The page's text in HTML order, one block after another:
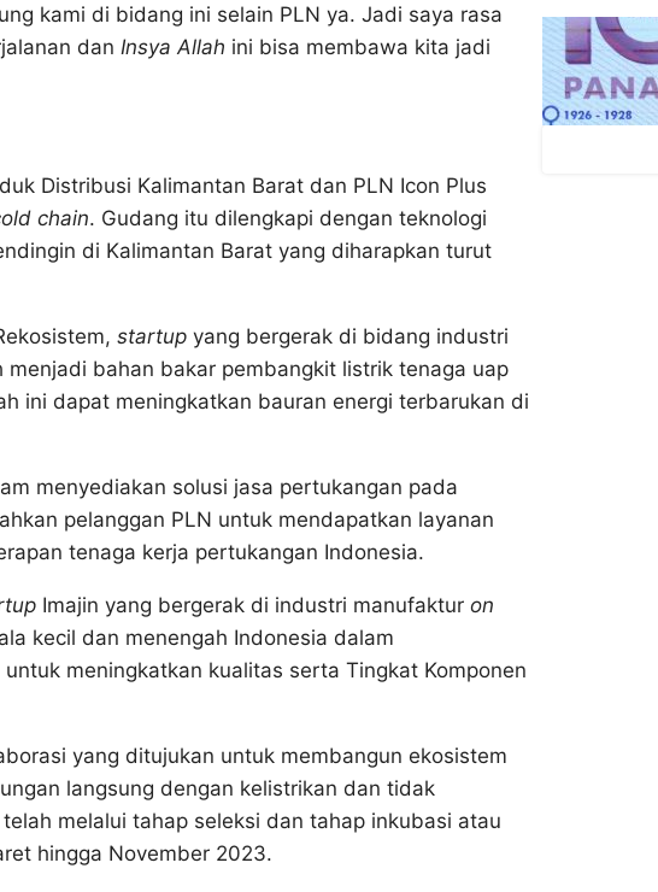
kami di bidang ini selain PLN ya. Jadi saya rasa
dan Insya Allah ini bisa membawa kita jadi
Distribusi Kalimantan Barat dan PLN Icon Plus
chain. Gudang itu dilengkapi dengan teknologi
di Kalimantan Barat yang diharapkan turut
startup yang bergerak di bidang industri
bahan bakar pembangkit listrik tenaga uap
ini dapat meningkatkan bauran energi terbarukan di
menyediakan solusi jasa pertukangan pada
pelanggan PLN untuk mendapatkan layanan
tenaga kerja pertukangan Indonesia.
Imajin yang bergerak di industri manufaktur on
kecil dan menengah Indonesia dalam
meningkatkan kualitas serta Tingkat Komponen
yang ditujukan untuk membangun ekosistem
langsung dengan kelistrikan dan tidak
melalui tahap seleksi dan tahap inkubasi atau
hingga November 2023.